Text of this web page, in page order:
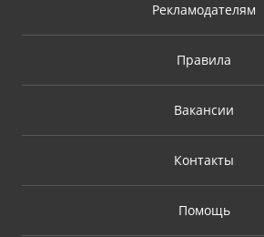
Рекламодателям
Правила
Вакансии
Контакты
Помощь